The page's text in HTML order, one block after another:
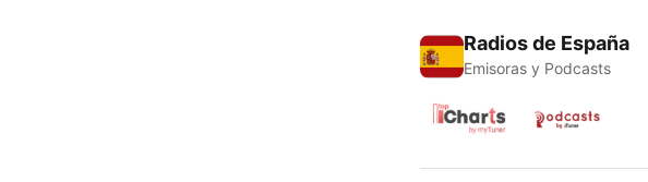
Radios de España
Emisoras y Podcasts